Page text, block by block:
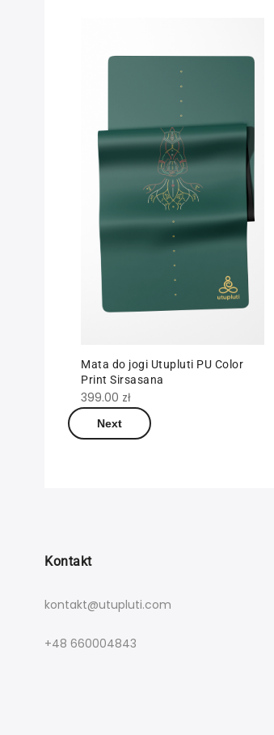
Mata do jogi Utupluti PU Color
Print Sirsasana
399.00 zł
Next
Kontakt
kontakt@utupluti.com
+48 660004843